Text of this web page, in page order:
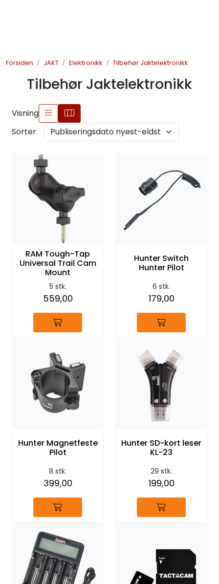
Forsiden JAKT Elektronikk Tilbehør Jaktelektronikk
Tilbehør Jaktelektronikk
Visning
Sorter
RAM Tough-Tap
Universal Trail Cam
Mount
5 stk.
559,00
Hunter Switch
Hunter Pilot
6 stk.
179,00
Hunter Magnetfeste
Pilot
8 stk.
399,00
Hunter SD-kort leser
KL-23
29 stk.
199,00
FISKE
SOMMERSALG FISKE